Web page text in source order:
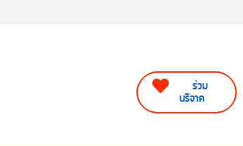
ร่วม
บริจาค